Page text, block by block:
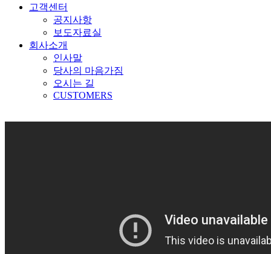
고객센터
공지사항
보도자료실
회사소개
인사말
당사의 마음가짐
오시는 길
CUSTOMERS